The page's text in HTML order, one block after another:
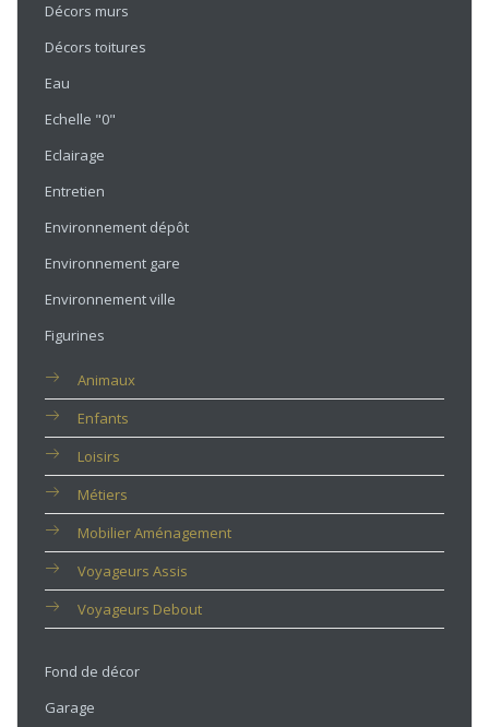
Décors murs
Décors toitures
Eau
Echelle "0"
Eclairage
Entretien
Environnement dépôt
Environnement gare
Environnement ville
Figurines
Animaux
Enfants
Loisirs
Métiers
Mobilier Aménagement
Voyageurs Assis
Voyageurs Debout
Fond de décor
Garage